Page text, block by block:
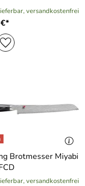
versandkostenfrei
Brotmesser Miyabi
versandkostenfrei